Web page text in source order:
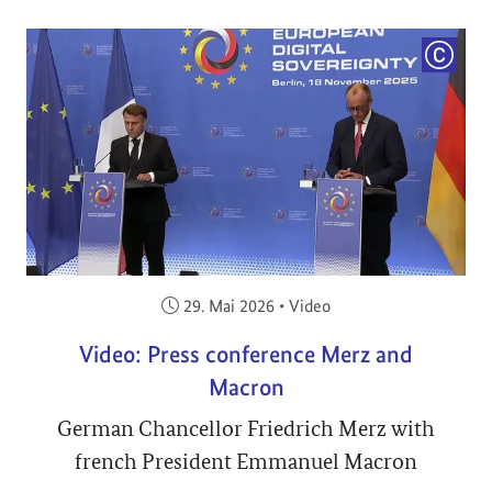
Veröffentlicht am:
29. Mai 2026 • Video
Video: Press conference Merz and
Macron
German Chancellor Friedrich Merz with
french President Emmanuel Macron